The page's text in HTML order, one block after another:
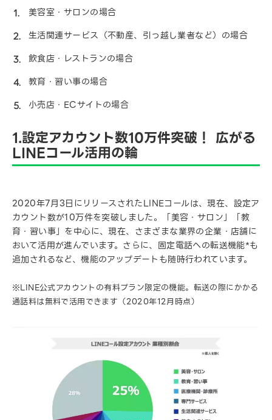
美容室・サロンの場合
生活関連サービス（不動産、引っ越し業者など）の場合
飲食店・レストランの場合
教育・習い事の場合
小売店・ECサイトの場合
1.設定アカウント数10万件突破！ 広がる
LINEコール活用の輪
2020年7月3日にリリースされたLINEコールは、現在、設定ア
カウント数が10万件を突破しました。「美容・サロン」「教
育・習い事」を中心に、現在、さまざまな業界の企業・店舗に
おいて活用が進んでいます。さらに、固定電話への転送機能*も
追加されるなど、機能のアップデートも随時行われています。
※LINE公式アカウントの有料プラン限定の機能。転送の際にかかる
通話料は無料で活用できます（2020年12月時点）